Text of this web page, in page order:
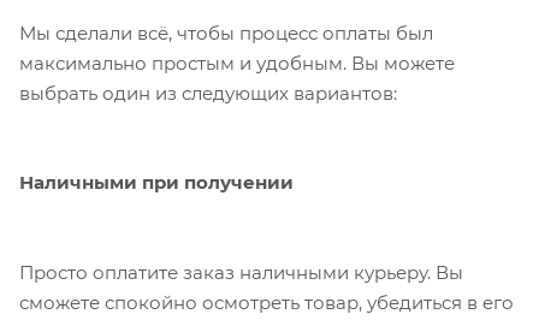
Мы сделали всё, чтобы процесс оплаты был
максимально простым и удобным. Вы можете
выбрать один из следующих вариантов:
Наличными при получении
Просто оплатите заказ наличными курьеру. Вы
сможете спокойно осмотреть товар, убедиться в его